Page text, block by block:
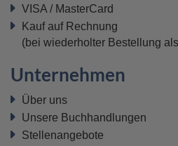
VISA / MasterCard
Kauf auf Rechnung
(bei wiederholter Bestellung
Unternehmen
Über uns
Unsere Buchhandlungen
Stellenangebote